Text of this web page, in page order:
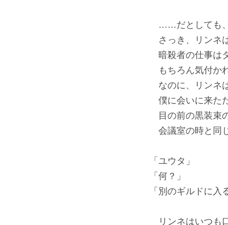
……だとしても、
さっき、リンネ
暗殺者の仕事は
もちろん気付か
なのに、リンネ
僕に会いに来た
目の前の黒装束
会議室の時と同
「ユウタ」
「何？」
「別のギルドに入
リンネはいつも